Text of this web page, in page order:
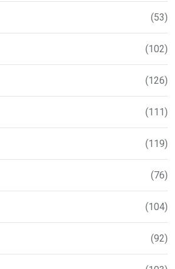
(53)
(102)
(126)
(111)
(119)
(76)
(104)
(92)